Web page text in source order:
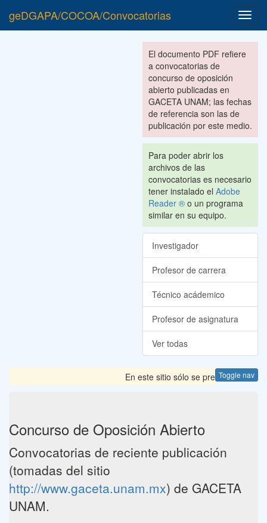
geDGAPA/COCOA/Convocatorias
El documento PDF refiere
a convocatorias de
concurso de oposición
abierto publicadas en
GACETA UNAM; las fechas
de referencia son las de
publicación por este medio.
Para poder abrir los
archivos de las
convocatorias es necesario
tener instalado el Adobe
Reader ® o un programa
similar en su equipo.
Investigador
Profesor de carrera
Técnico acádemico
Profesor de asignatura
Ver todas
Toggle nav
En este sitio sólo se presentan las
Concurso de Oposición Abierto
Convocatorias de reciente publicación
(tomadas del sitio
http://www.gaceta.unam.mx) de GACETA
UNAM.